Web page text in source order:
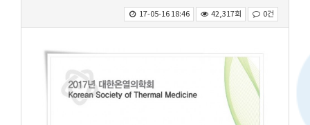
17-05-16 18:46 42,317회 0건